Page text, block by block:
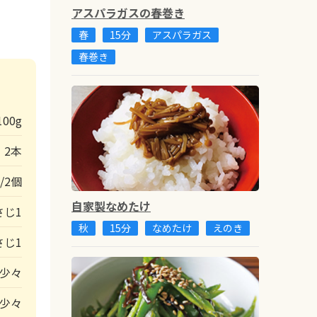
2本
2個
じ1
じ1
少々
少々
アスパラガスの春巻き
春 15分
アスパラガス
春巻き
自家製なめたけ
秋 15分 なめたけ えのき